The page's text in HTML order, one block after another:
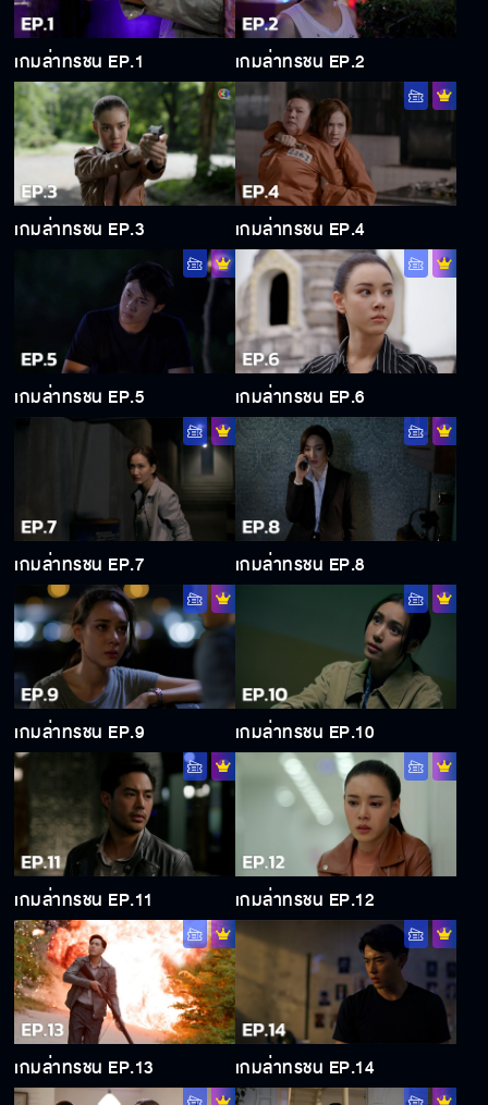
เกมล่าทรชน EP.1 เกมล่าทรชน EP.2
เกมล่าทรชน EP.3 เกมล่าทรชน EP.4
เกมล่าทรชน EP.5 เกมล่าทรชน EP.6
เกมล่าทรชน EP.7 เกมล่าทรชน EP.8
เกมล่าทรชน EP.9 เกมล่าทรชน EP.10
เกมล่าทรชน EP.11 เกมล่าทรชน EP.12
เกมล่าทรชน EP.13 เกมล่าทรชน EP.14